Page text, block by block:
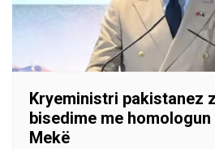
Kryeministri pakistanez
bisedime me
Mekë